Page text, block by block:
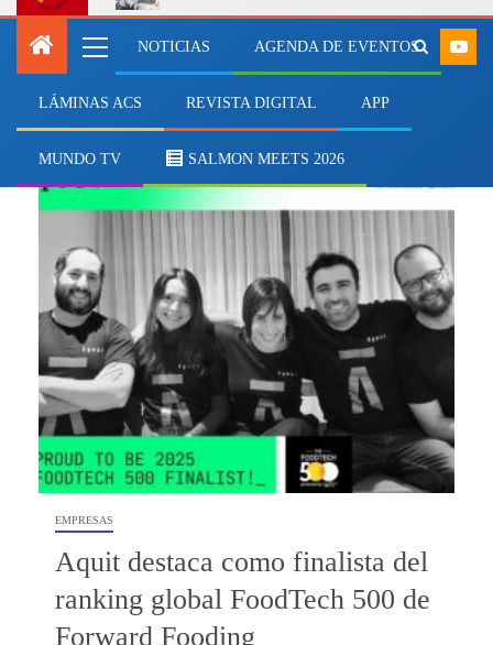
NOTICIAS AGENDA DE EVENTOS
LÁMINAS ACS REVISTA DIGITAL APP
MUNDO TV SALMON MEETS 2026
tecnología alimentaria
EMPRESAS
Aquit destaca como finalista del
ranking global FoodTech 500 de
Forward Fooding